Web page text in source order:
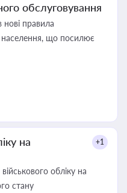
обслуговування
нові правила
населення, що посилює
на
+1
обліку на
стану